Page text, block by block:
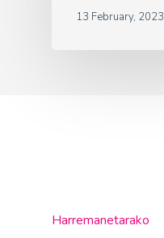
13 February, 2023
Harremanetarako